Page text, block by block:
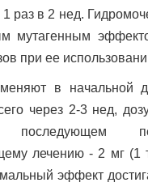
раз в 2 нед.
мутагенным
при ее
в начальной
через 2-3 нед,
лечению - 2 мг (1
эффект